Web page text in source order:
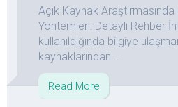
Açık Kaynak
Yöntemleri: Detaylı Rehber
kullanıldığında bilgiye
kaynaklarından...
Read More